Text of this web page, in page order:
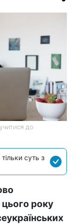
до
суть з
року